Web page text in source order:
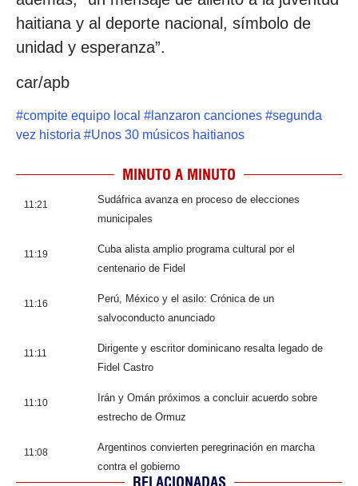
haitiana y al deporte nacional, símbolo de
unidad y esperanza”.
car/apb
#compite equipo local # lanzaron canciones #segunda
vez historia #Unos 30 músicos haitianos
MINUTO A MINUTO
11:21
Sudáfrica avanza en proceso de elecciones
municipales
11:19
Cuba alista amplio programa cultural por el
centenario de Fidel
11:16
Perú, México y el asilo: Crónica de un
salvoconducto anunciado
11:11
Dirigente y escritor dominicano resalta legado de
Fidel Castro
11:10
Irán y Omán próximos a concluir acuerdo sobre
estrecho de Ormuz
11:08
Argentinos convierten peregrinación en marcha
contra el gobierno
RELACIONADAS